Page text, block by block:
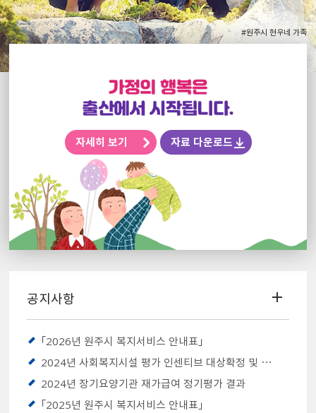
#원주시 현우네 가족
자세히 보기 자료 다운로드
공지사항
「2026년 원주시 복지서비스 안내표」
2024년 사회복지시설 평가 인센티브 대상확정 및 우수시설 명단 공개（노인복지관 및 양로시설 등）
2024년 장기요양기관 재가급여 정기평가 결과
「2025년 원주시 복지서비스 안내표」